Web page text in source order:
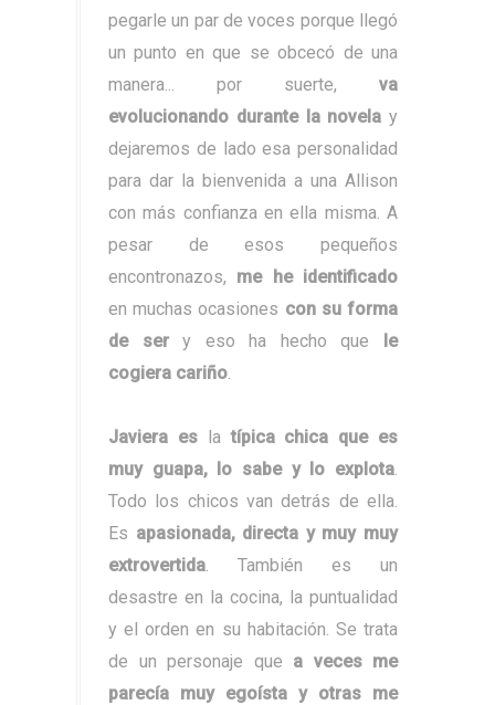
pegarle un par de voces porque llegó
un punto en que se obcecó de una
manera... por suerte, va
evolucionando durante la novela y
dejaremos de lado esa personalidad
para dar la bienvenida a una Allison
con más confianza en ella misma. A
pesar de esos pequeños
encontronazos, me he identificado
en muchas ocasiones con su forma
de sery eso ha hecho que le
cogiera cariño
Javiera eslatípica chica que es
muy guapa, lo sabe y lo explota
Todo los chicos van detrás de ella.
Es apasionada, directa y muy muy
extrovertida . También es un
desastre en la cocina, la puntualidad
y el orden en su habitación. Se trata
de un personaje que a veces me
parecía muy egoísta y otras me